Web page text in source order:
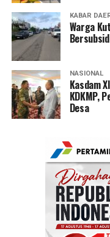
KABAR
Warga
NASIONAL
Kasdam
KDKMP,
Desa